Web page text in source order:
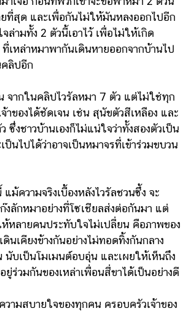
ที่สุด และเพื่อกันไม่ให้มันหลงออกไปอีก
ล่ามทั้ง 2 ตัวนี้เอาไว้ เพื่อไม่ให้เกิด
เหล่าหมาพากันเดินหายออกจากบ้านไป
ลิปอีก
ในคลิปไวรัลหมา 7 ตัว แต่ไม่ใช่ทุก
าของได้ชัดเจน เช่น สุนัขตัวสีเหลือง และ
ซึ่งชาวบ้านเองก็ไม่แน่ใจว่าทั้งสองตัวเป็น
ป็นไปได้ว่าอาจเป็นหมาจรที่เข้าร่วมขบวน
มจริงเบื้องหลังไวรัลชวนซึ้ง จะ
งลักหมาอย่างที่โซเชียลส่งต่อกันมา แต่
ห้หลายคนประทับใจไม่เปลี่ยน คือภาพของ
นเคียงข้างกันอย่างไม่ทอดทิ้งกันกลาง
บเป็นโมเมนต์อบอุ่น และเผยให้เห็นถึง
ร่วมกันของเหล่าเพื่อนสี่ขาได้เป็นอย่างดี
บายใจของทุกคน ครอบครัวเจ้าของ